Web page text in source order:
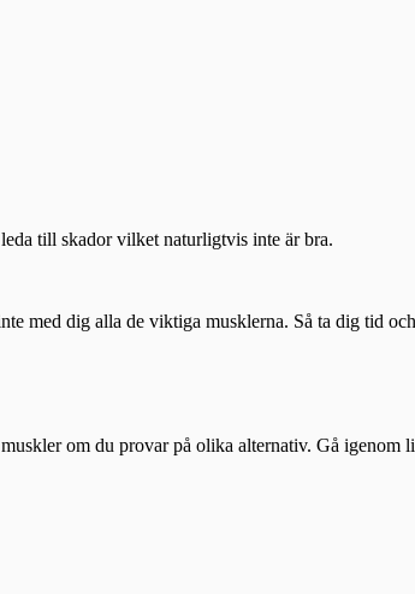
till skador vilket naturligtvis inte är bra.
med dig alla de viktiga musklerna. Så ta dig tid
om du provar på olika alternativ. Gå igenom